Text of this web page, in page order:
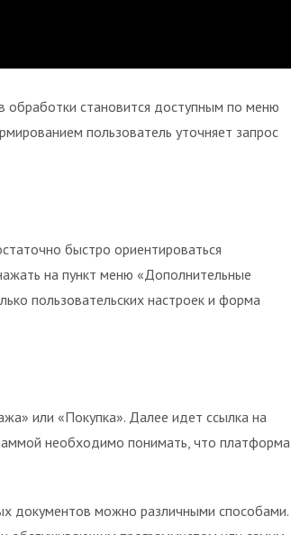
обработки становится доступным по меню
пользователь уточняет запрос
быстро ориентироваться
на пункт меню «Дополнительные
пользовательских настроек и форма
или «Покупка». Далее идет ссылка на
необходимо понимать, что платформа
документов можно различными способами.